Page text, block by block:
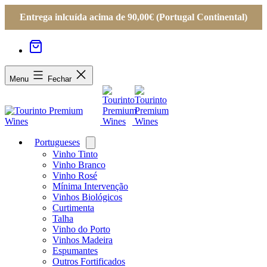
Entrega inlcuída acima de 90,00€ (Portugal Continental)
Menu Fechar
Portugueses
menu
Vinho Tinto
Vinho Branco
Vinho Rosé
Mínima Intervenção
Vinhos Biológicos
Curtimenta
Talha
Vinho do Porto
Vinhos Madeira
Espumantes
Outros Fortificados